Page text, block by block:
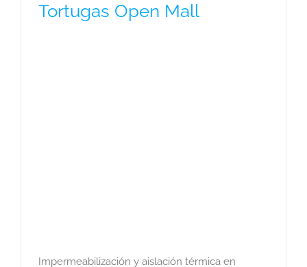
Tortugas Open Mall
Impermeabilización y aislación térmica en